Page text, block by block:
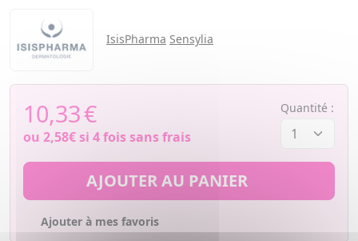
IsisPharma Sensylia
10,33€
ou 2,58€si 4 fois sans frais
Quantité :
AJOUTER AU PANIER
Ajouter à mes favoris